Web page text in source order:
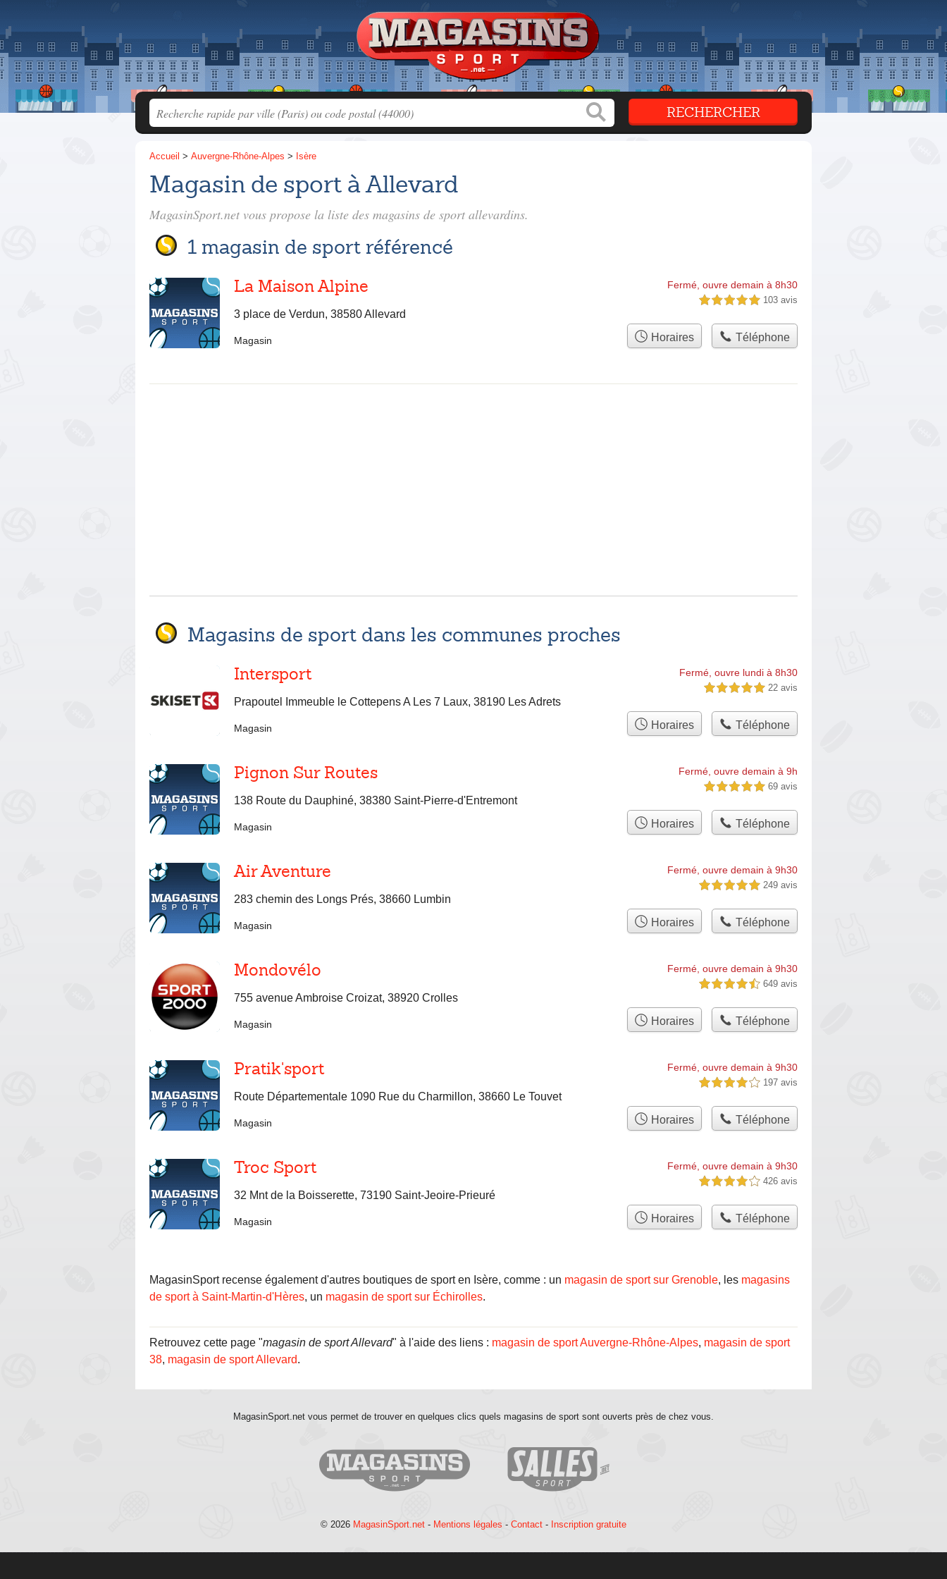
Accueil > Auvergne-Rhône-Alpes > Isère
Magasin de sport à Allevard
MagasinSport.net vous propose la liste des magasins de sport allevardins.
1 magasin de sport référencé
La Maison Alpine
3 place de Verdun, 38580 Allevard
Fermé, ouvre demain à 8h30
5,0 étoiles sur 5 103 avis
Magasin Horaires Téléphone
Magasins de sport dans les communes proches
Intersport
Prapoutel Immeuble le Cottepens A Les 7 Laux, 38190 Les Adrets
Fermé, ouvre lundi à 8h30
5,0 étoiles sur 5 22 avis
Magasin Horaires Téléphone
Pignon Sur Routes
138 Route du Dauphiné, 38380 Saint-Pierre-d'Entremont
Fermé, ouvre demain à 9h
5,0 étoiles sur 5 69 avis
Magasin Horaires Téléphone
Air Aventure
283 chemin des Longs Prés, 38660 Lumbin
Fermé, ouvre demain à 9h30
5,0 étoiles sur 5 249 avis
Magasin Horaires Téléphone
Mondovélo
755 avenue Ambroise Croizat, 38920 Crolles
Fermé, ouvre demain à 9h30
4,5 étoiles sur 5 649 avis
Magasin Horaires Téléphone
Pratik'sport
Route Départementale 1090 Rue du Charmillon, 38660 Le Touvet
Fermé, ouvre demain à 9h30
4,0 étoiles sur 5 197 avis
Magasin Horaires Téléphone
Troc Sport
32 Mnt de la Boisserette, 73190 Saint-Jeoire-Prieuré
Fermé, ouvre demain à 9h30
4,0 étoiles sur 5 426 avis
Magasin Horaires Téléphone
MagasinSport recense également d'autres boutiques de sport en Isère, comme : un magasin de sport sur Grenoble, les magasins
de sport à Saint-Martin-d'Hères, un magasin de sport sur Échirolles.
Retrouvez cette page "magasin de sport Allevard" à l'aide des liens : magasin de sport Auvergne-Rhône-Alpes, magasin de sport
38, magasin de sport Allevard.
MagasinSport.net vous permet de trouver en quelques clics quels magasins de sport sont ouverts près de chez vous.
© 2026 MagasinSport.net - Mentions légales - Contact - Inscription gratuite